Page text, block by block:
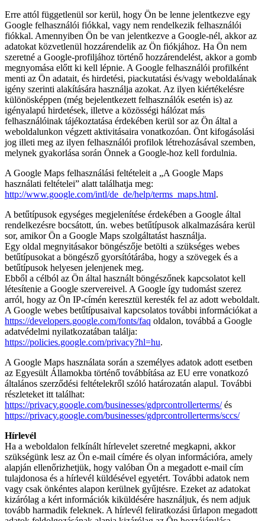
Erre attól függetlenül sor kerül, hogy Ön be lenne jelentkezve egy
Google felhasználói fiókkal, vagy nem rendelkezik felhasználói
fiókkal. Amennyiben Ön be van jelentkezve a Google-nél, akkor az
adatokat közvetlenül hozzárendelik az Ön fiókjához. Ha Ön nem
szeretné a Google-profiljához történő hozzárendelést, akkor a gomb
megnyomása előtt ki kell lépnie. A Google felhasználói profilként
menti az Ön adatait, és hirdetési, piackutatási és/vagy weboldalának
igény szerinti alakítására használja azokat. Az ilyen kiértékelésre
különösképpen (még bejelentkezett felhasználók esetén is) az
igényalapú hirdetések, illetve a közösségi hálózat más
felhasználóinak tájékoztatása érdekében kerül sor az Ön által a
weboldalunkon végzett aktivitásaira vonatkozóan. Önt kifogásolási
jog illeti meg az ilyen felhasználói profilok létrehozásával szemben,
melynek gyakorlása során Önnek a Google-hoz kell fordulnia.
A Google Maps felhasználási feltételeit a „A Google Maps
használati feltételei” alatt találhatja meg:
http://www.google.com/intl/de_de/help/terms_maps.html.
A betűtípusok egységes megjelenítése érdekében a Google által
rendelkezésre bocsátott, ún. webes betűtípusok alkalmazására kerül
sor, amikor Ön a Google Maps szolgáltatást használja.
Egy oldal megnyitásakor böngészője betölti a szükséges webes
betűtípusokat a böngésző gyorsítótárába, hogy a szövegek és a
betűtípusok helyesen jelenjenek meg.
Ebből a célból az Ön által használt böngészőnek kapcsolatot kell
létesítenie a Google szervereivel. A Google így tudomást szerez
arról, hogy az Ön IP-címén keresztül keresték fel az adott weboldalt.
A Google webes betűtípusaival kapcsolatos további információkat a
https://developers.google.com/fonts/faq ​​​​​​​ oldalon, továbbá a Google
adatvédelmi nyilatkozatában találja:
https://policies.google.com/privacy?hl=hu.
A Google Maps használata során a személyes adatok adott esetben
az Egyesült Államokba történő továbbítása az EU erre vonatkozó
általános szerződési feltételekről szóló határozatán alapul. További
részleteket itt találhat:
https://privacy.google.com/businesses/gdprcontrollerterms/és
https://privacy.google.com/businesses/gdprcontrollerterms/sccs/
Hírlevél
Ha a weboldalon felkínált hírlevelet szeretné megkapni, akkor
szükségünk lesz az Ön e-mail címére és olyan információra, amely
alapján ellenőrizhetjük, hogy valóban Ön a megadott e-mail cím
tulajdonosa és a hírlevél küldésével egyetért. További adatok nem
vagy csak önkéntes alapon kerülnek gyűjtésre. Ezeket az adatokat
kizárólag a kért információk kiküldésére használjuk, és nem adjuk
tovább harmadik feleknek. A hírlevél feliratkozási űrlapon megadott